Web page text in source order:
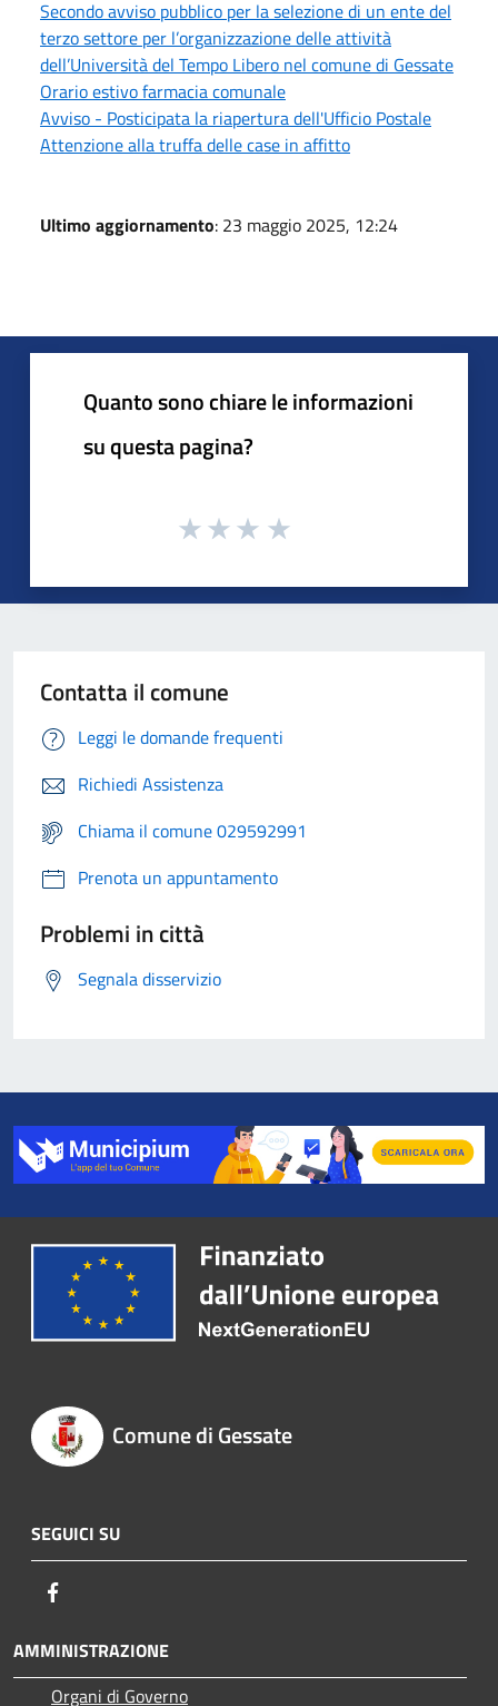
Secondo avviso pubblico per la selezione di un ente del
terzo settore per l’organizzazione delle attività
dell’Università del Tempo Libero nel comune di Gessate
Orario estivo farmacia comunale
Avviso - Posticipata la riapertura dell'Ufficio Postale
Attenzione alla truffa delle case in affitto
Ultimo aggiornamento: 23 maggio 2025, 12:24
Quanto sono chiare le informazioni
su questa pagina?
Contatta il comune
Leggi le domande frequenti
Richiedi Assistenza
Chiama il comune 029592991
Prenota un appuntamento
Problemi in città
Segnala disservizio
Comune di Gessate
SEGUICI SU
AMMINISTRAZIONE
Organi di Governo